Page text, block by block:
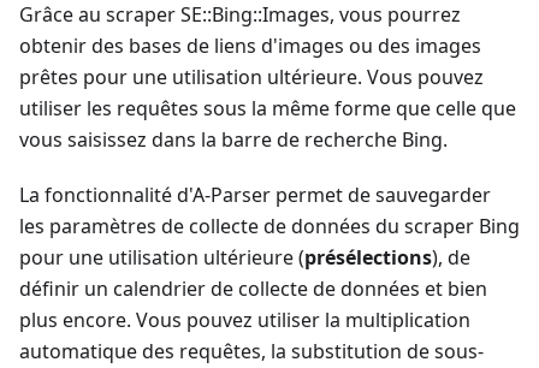
Grâce au scraper SE::Bing::Images, vous pourrez
obtenir des bases de liens d'images ou des images
prêtes pour une utilisation ultérieure. Vous pouvez
utiliser les requêtes sous la même forme que celle que
vous saisissez dans la barre de recherche Bing.
La fonctionnalité d'A-Parser permet de sauvegarder
les paramètres de collecte de données du scraper Bing
pour une utilisation ultérieure (présélections), de
définir un calendrier de collecte de données et bien
plus encore. Vous pouvez utiliser la multiplication
automatique des requêtes, la substitution de sous-